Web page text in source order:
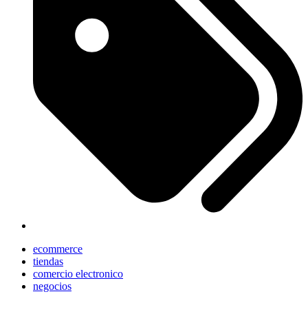
ecommerce
tiendas
comercio electronico
negocios